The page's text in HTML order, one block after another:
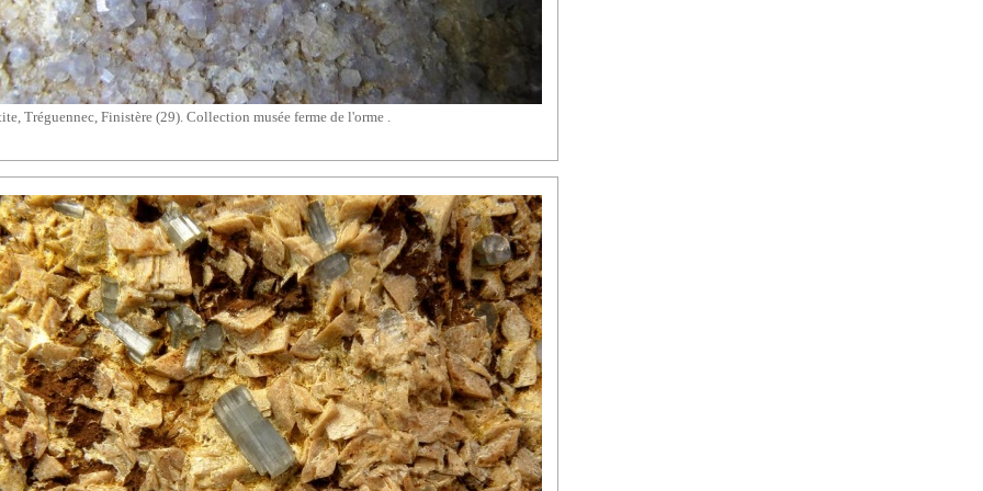
Tréguennec, Finistère (29). Collection musée ferme de l'orme .